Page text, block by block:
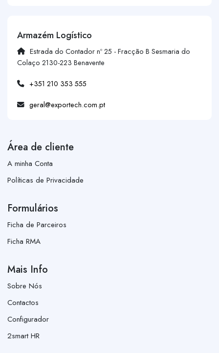
Armazém Logístico
Estrada do Contador nº 25 - Fracção B Sesmaria do
Colaço 2130-223 Benavente
+351 210 353 555
geral@exportech.com.pt
Área de cliente
A minha Conta
Políticas de Privacidade
Formulários
Ficha de Parceiros
Ficha RMA
Mais Info
Sobre Nós
Contactos
Configurador
2smart HR